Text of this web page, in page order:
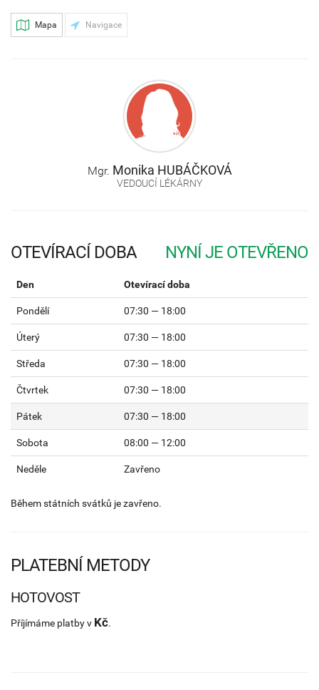
Mapa Navigace
Mgr. Monika HUBÁČKOVÁ
VEDOUCÍ LÉKÁRNY
OTEVÍRACÍ DOBA
Den Otevírací doba
Pondělí 07:30 — 18:00
Úterý 07:30 — 18:00
Středa 07:30 — 18:00
Čtvrtek 07:30 — 18:00
Pátek 07:30 — 18:00
Sobota 08:00 — 12:00
Neděle Zavřeno
Během státních svátků je zavřeno.
PLATEBNÍ METODY
HOTOVOST
Příjímáme platby v Kč.